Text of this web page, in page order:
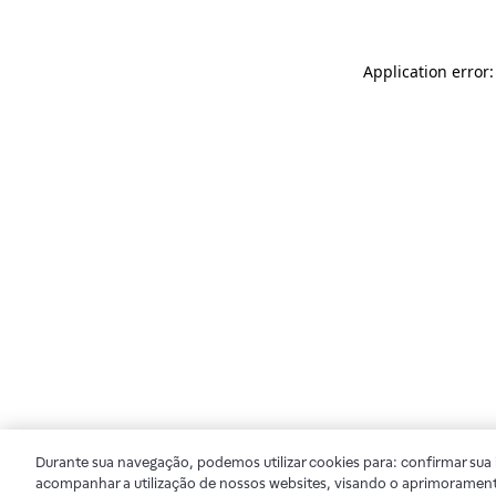
Application
Durante sua navegação, podemos utilizar cookies para: confirmar
acompanhar a utilização de nossos websites, visando o